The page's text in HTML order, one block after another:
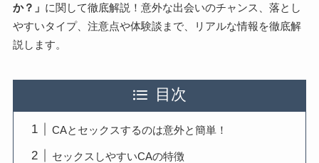
か？」 に関して徹底解説！意外な出会いのチャンス、落とし
やすいタイプ、注意点や体験談まで、リアルな情報を徹底解
説します。
目次
CAとセックスするのは意外と簡単！
セックスしやすいCAの特徴